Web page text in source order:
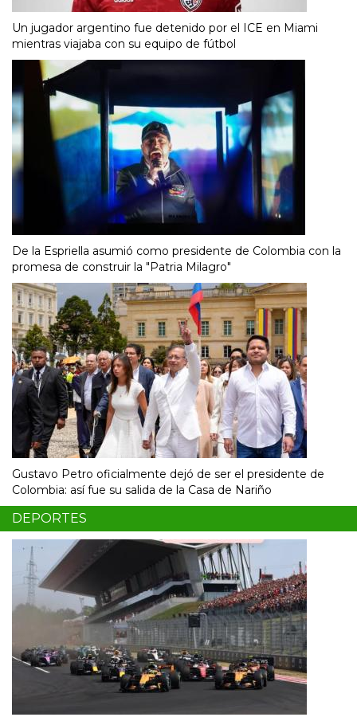
Un jugador argentino fue detenido por el ICE en Miami
mientras viajaba con su equipo de fútbol
De la Espriella asumió como presidente de Colombia con la
promesa de construir la "Patria Milagro"
Gustavo Petro oficialmente dejó de ser el presidente de
Colombia: así fue su salida de la Casa de Nariño
DEPORTES